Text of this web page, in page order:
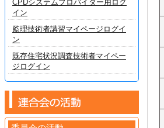
CPDシステムプロバイダー用ログ
イン
監理技術者講習マイページログイ
ン
既存住宅状況調査技術者マイペー
ジログイン